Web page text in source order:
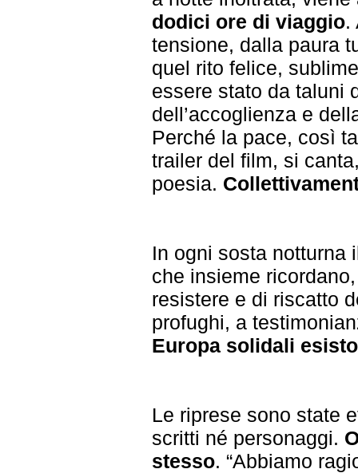
dodici ore di viaggio.
tensione, dalla paura
quel rito felice,
essere stato da taluni
dell’accoglienza e
Perché la pace, così
trailer del film, si
poesia.
In ogni sosta notturna
che insieme
resistere e di riscatto
profughi, a
Europa solidali
Le riprese sono state
scritti né personaggi.
stesso. “Abbiamo